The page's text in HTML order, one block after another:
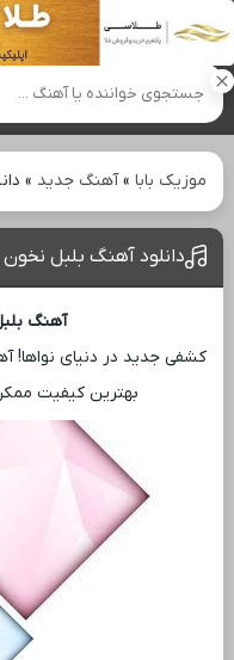
موزیک بابا»آهنگ جدید »
دانلود آهنگ بلبل
آهنگ
کشفی جدید در دنیای نواها!
بهترین کیفیت